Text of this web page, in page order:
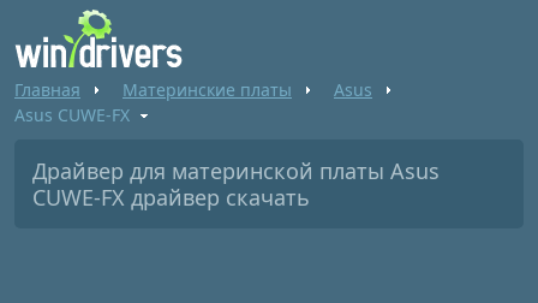
Главная Материнские платы
Asus
Asus CUWE-FX
Драйвер для материнской платы Asus
CUWE-FX драйвер скачать